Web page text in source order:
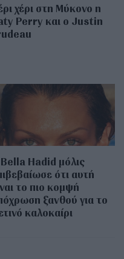
χέρι στη Μύκονο η
Perry και ο Justin
Hadid μόλις
ότι αυτή
το πιο κομψή
ξανθού για το
καλοκαίρι